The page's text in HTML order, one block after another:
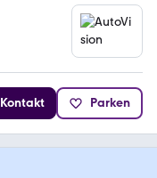
Kontakt Parken